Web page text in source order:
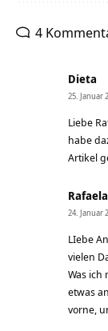
4
Dieta
25. Januar
Liebe
habe
Artikel
Rafaela
24. Januar
LIebe
vielen
Was ich
etwas
vorne,